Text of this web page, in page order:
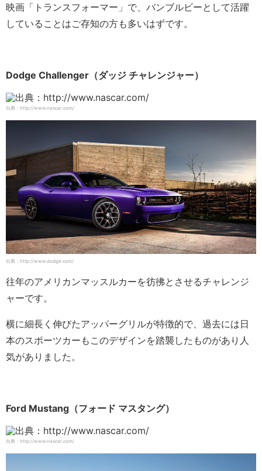
映画「トランスフォーマー」で、バンブルビーとして活躍
していることはご存知の方も多いはずです。
Dodge Challenger（ダッジ チャレンジャー）
出典：http://www.nascar.com/
出典：http://www.dodge.com/
往年のアメリカンマッスルカーを彷彿とさせるチャレンジ
ャーです。
横に細長く伸びたアッパーグリルが特徴的で、過去には日
本のスポーツカーもこのデザインを踏襲したものがあり人
気がありました。
Ford Mustang（フォード マスタング）
出典：http://www.nascar.com/